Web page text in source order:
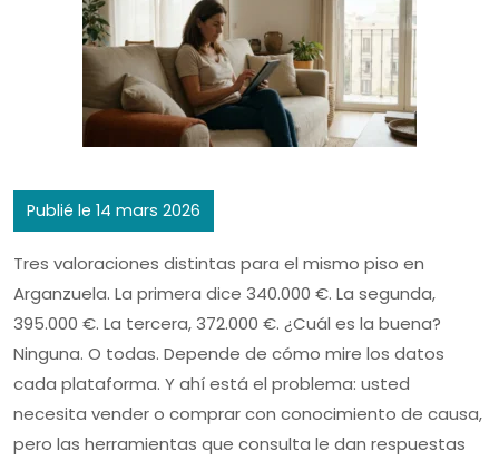
Publié le 14 mars 2026
Tres valoraciones distintas para el mismo piso en
Arganzuela. La primera dice 340.000 €. La segunda,
395.000 €. La tercera, 372.000 €. ¿Cuál es la buena?
Ninguna. O todas. Depende de cómo mire los datos
cada plataforma. Y ahí está el problema: usted
necesita vender o comprar con conocimiento de causa,
pero las herramientas que consulta le dan respuestas